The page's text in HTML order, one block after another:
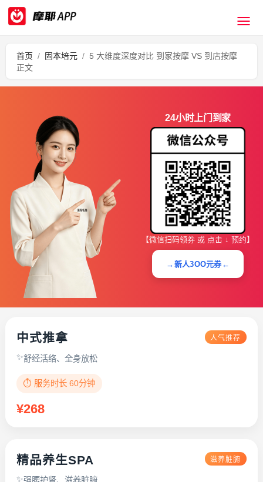
首页 / 固本培元 / 5 大维度深度对比 到家按摩 VS 到店按摩
正文
24小时上门到家
【微信扫码领券 或 点击 ↓ 预约】
→新人3OO元券←
中式推拿 人气推荐
舒经活络、全身放松
⏱️ 服务时长 60分钟
¥268
精品养生SPA 滋养脏腑